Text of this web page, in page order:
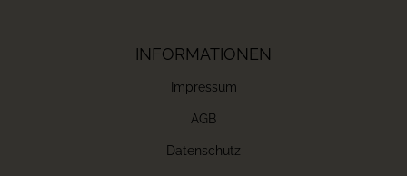
INFORMATIONEN
Impressum
AGB
Datenschutz